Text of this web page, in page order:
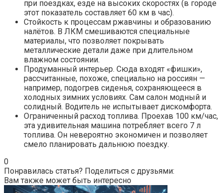
при поездках, езде на высоких скоростях (в городе
этот показатель составляет 60 км в час).
Стойкость к процессам ржавчины и образованию
налётов. В ЛКМ смешиваются специальные
материалы, что позволяет покрывать
металлические детали даже при длительном
влажном состоянии.
Продуманный интерьер. Сюда входят «фишки»,
рассчитанные, похоже, специально на россиян —
например, подогрев сиденья, сохраняющееся в
холодных зимних условиях. Сам салон модный и
солидный. Водитель не испытывает дискомфорта.
Ограниченный расход топлива. Проехав 100 км/час,
эта удивительная машина потребляет всего 7 л
топлива. Он невероятно экономичен и позволяет
смело планировать дальнюю поездку.
0
Понравилась статья? Поделиться с друзьями:
Вам также может быть интересно